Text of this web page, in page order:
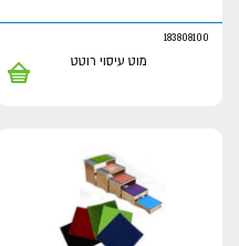
183808100
מוט עיסוי רוטט